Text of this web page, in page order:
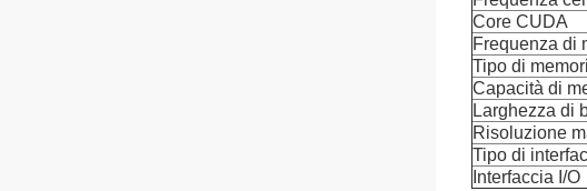
Core CUDA
Frequenza di
Tipo di
Capacità di
Larghezza di
Risoluzione
Tipo di
Interfaccia I/O